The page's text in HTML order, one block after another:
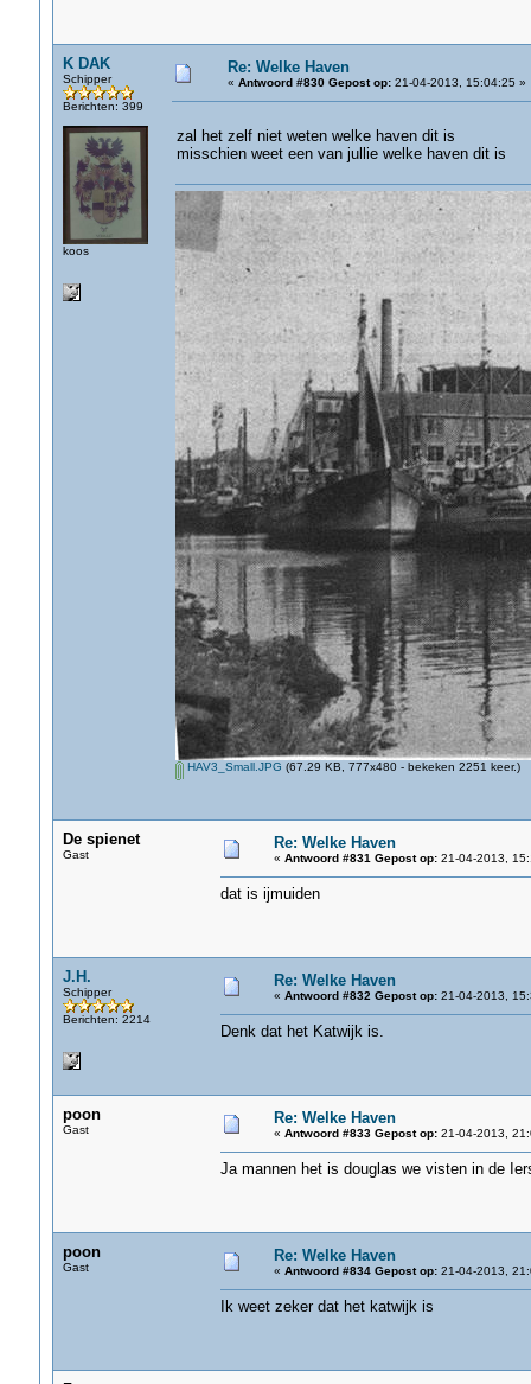
K DAK
Schipper
Berichten: 399
koos
Re: Welke Haven
« Antwoord #830 Gepost op:21-04-2013, 15:04:25 »
zal het zelf niet weten welke haven dit is
misschien weet een van jullie welke haven dit is
HAV3_Small.JPG (67.29 KB, 777x480 - bekeken 2251 keer.)
De spienet
Gast
Re: Welke Haven
« Antwoord #831 Gepost op:21-04-2013,
dat is ijmuiden
J.H.
Schipper
Berichten: 2214
Re: Welke Haven
« Antwoord #832 Gepost op:21-04-2013,
Denk dat het Katwijk is.
poon
Gast
Re: Welke Haven
« Antwoord #833 Gepost op:21-04-2013,
Ja mannen het is douglas we visten in de
poon
Gast
Re: Welke Haven
« Antwoord #834 Gepost op:21-04-2013,
Ik weet zeker dat het katwijk is